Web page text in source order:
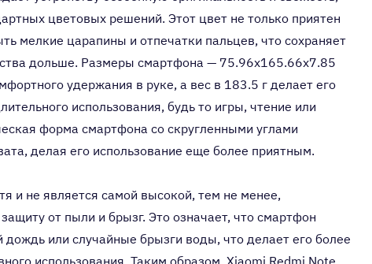
цветовых решений. Этот цвет не только приятен
мелкие царапины и отпечатки пальцев, что сохраняет
дольше. Размеры смартфона — 75.96x165.66x7.85
удержания в руке, а вес в 183.5 г делает его
использования, будь то игры, чтение или
форма смартфона со скругленными углами
делая его использование еще более приятным.
и не является самой высокой, тем не менее,
от пыли и брызг. Это означает, что смартфон
или случайные брызги воды, что делает его более
использования. Таким образом, Xiaomi Redmi Note